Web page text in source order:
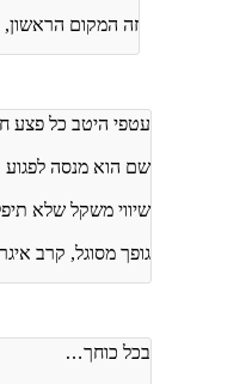
זה המקום
עטפי היטב כל פצע
שם הוא מנסה לפגוע
שיווי משקל שלא
גופך מסוגל, קרב
בכל כוחך…